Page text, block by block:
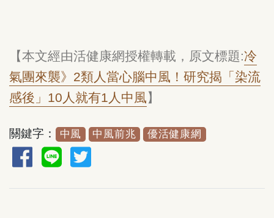
【本文經由活健康網授權轉載，原文標題:冷
氣團來襲》 2類人當心腦中風！研究揭「染流
感後」 10 人就有1 人中風】
關鍵字： 中風 中風前兆 優活健康網